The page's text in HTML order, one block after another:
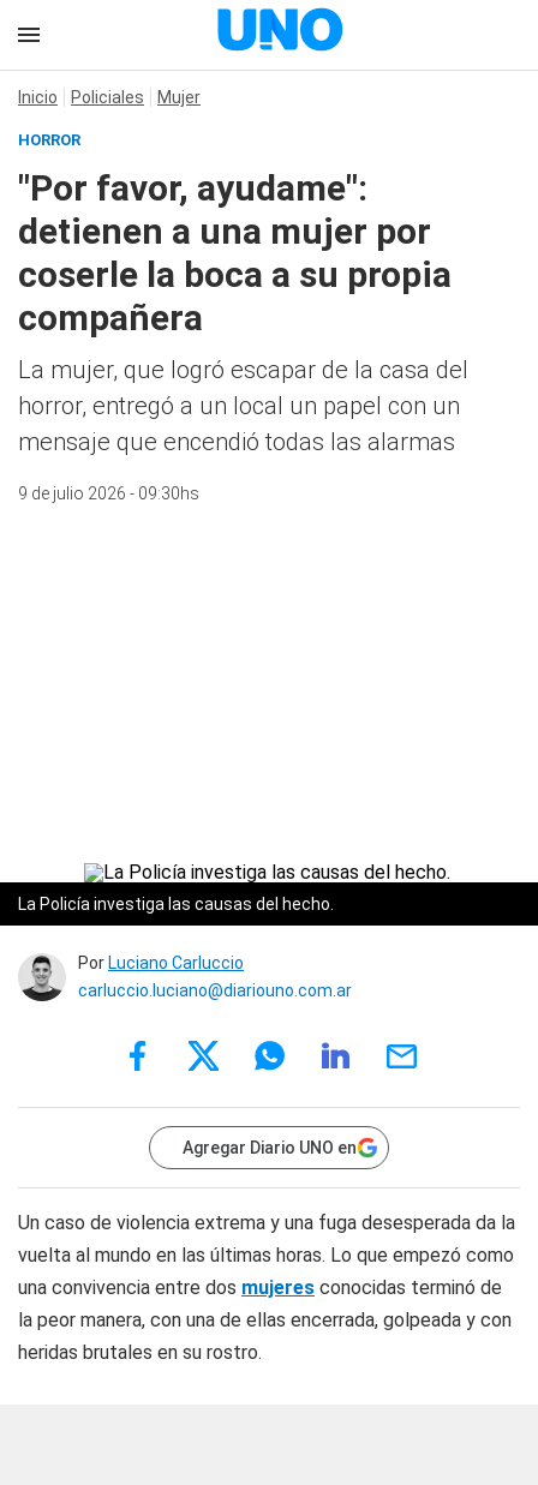
Inicio Policiales Mujer
HORROR
"Por favor, ayudame":
detienen a una mujer por
coserle la boca a su propia
compañera
La mujer, que logró escapar de la casa del
horror, entregó a un local un papel con un
mensaje que encendió todas las alarmas
9 de julio 2026 - 09:30hs
La Policía investiga las causas del hecho.
Por Luciano Carluccio
carluccio.luciano@diariouno.com.ar
Agregar Diario UNO en
Un caso de violencia extrema y una fuga desesperada da la
vuelta al mundo en las últimas horas. Lo que empezó como
una convivencia entre dos mujeres conocidas terminó de
la peor manera, con una de ellas encerrada, golpeada y con
heridas brutales en su rostro.